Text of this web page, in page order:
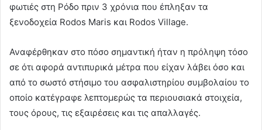
φωτιές στη Ρόδο πριν 3 χρόνια που έπληξαν τα
ξενοδοχεία Rodos Maris και Rodos Village.
Αναφέρθηκαν στο πόσο σημαντική ήταν η πρόληψη τόσο
σε ότι αφορά αντιπυρικά μέτρα που είχαν λάβει όσο και
από το σωστό στήσιμο του ασφαλιστηρίου συμβολαίου το
οποίο κατέγραφε λεπτομερώς τα περιουσιακά στοιχεία,
τους όρους, τις εξαιρέσεις και τις απαλλαγές.